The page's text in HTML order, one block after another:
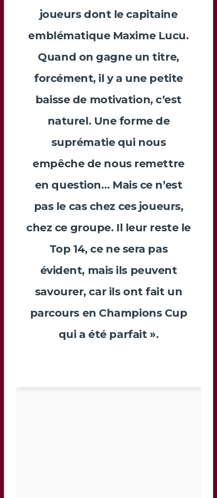
joueurs dont le capitaine
emblématique Maxime Lucu.
Quand on gagne un titre,
forcément, il y a une petite
baisse de motivation, c’est
naturel. Une forme de
suprématie qui nous
empêche de nous remettre
en question… Mais ce n’est
pas le cas chez ces joueurs,
chez ce groupe. Il leur reste le
Top 14, ce ne sera pas
évident, mais ils peuvent
savourer, car ils ont fait un
parcours en Champions Cup
qui a été parfait ».